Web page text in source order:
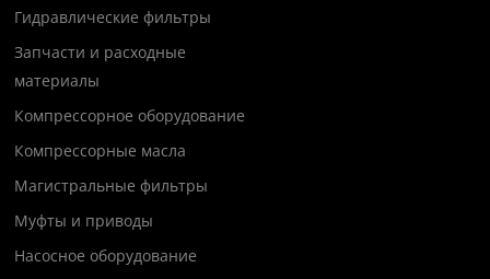
Гидравлические фильтры
Запчасти и расходные
материалы
Компрессорное оборудование
Компрессорные масла
Магистральные фильтры
Муфты и приводы
Насосное оборудование